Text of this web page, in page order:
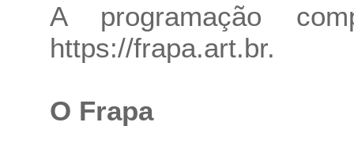
A programação
https://frapa.art.br.
O Frapa